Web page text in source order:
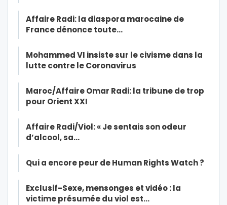
Affaire Radi: la diaspora marocaine de
France dénonce toute…
Mohammed VI insiste sur le civisme dans la
lutte contre le Coronavirus
Maroc/Affaire Omar Radi: la tribune de trop
pour Orient XXI
Affaire Radi/Viol: « Je sentais son odeur
d’alcool, sa…
Qui a encore peur de Human Rights Watch ?
Exclusif-Sexe, mensonges et vidéo : la
victime présumée du viol est…